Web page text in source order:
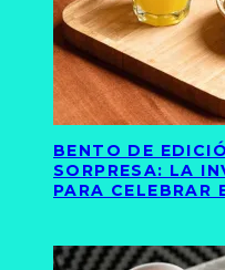
BENTO DE
SORPRESA: LA
PARA CELEBRAR